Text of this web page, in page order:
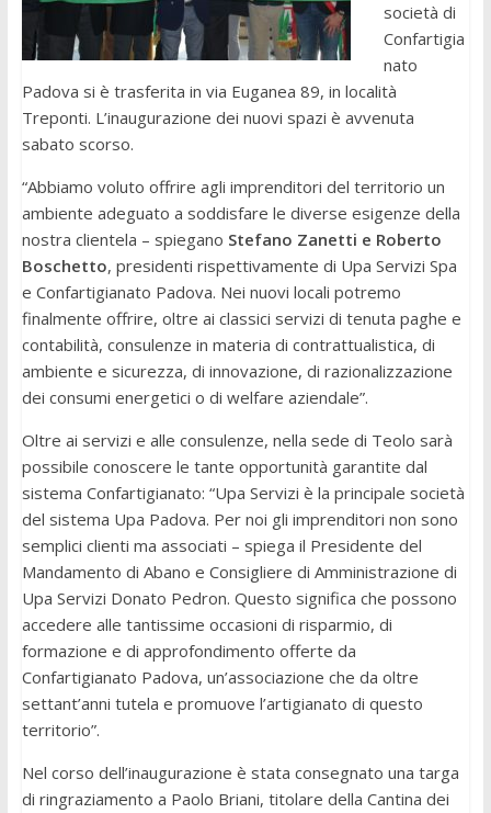
società di
Confartigia
nato
Padova si è trasferita in via Euganea 89, in località
Treponti. L’inaugurazione dei nuovi spazi è avvenuta
sabato scorso.
“Abbiamo voluto offrire agli imprenditori del territorio un
ambiente adeguato a soddisfare le diverse esigenze della
nostra clientela – spiegano Stefano Zanetti e Roberto
Boschetto, presidenti rispettivamente di Upa Servizi Spa
e Confartigianato Padova. Nei nuovi locali potremo
finalmente offrire, oltre ai classici servizi di tenuta paghe e
contabilità, consulenze in materia di contrattualistica, di
ambiente e sicurezza, di innovazione, di razionalizzazione
dei consumi energetici o di welfare aziendale”.
Oltre ai servizi e alle consulenze, nella sede di Teolo sarà
possibile conoscere le tante opportunità garantite dal
sistema Confartigianato: “Upa Servizi è la principale società
del sistema Upa Padova. Per noi gli imprenditori non sono
semplici clienti ma associati – spiega il Presidente del
Mandamento di Abano e Consigliere di Amministrazione di
Upa Servizi Donato Pedron. Questo significa che possono
accedere alle tantissime occasioni di risparmio, di
formazione e di approfondimento offerte da
Confartigianato Padova, un’associazione che da oltre
settant’anni tutela e promuove l’artigianato di questo
territorio”.
Nel corso dell’inaugurazione è stata consegnato una targa
di ringraziamento a Paolo Briani, titolare della Cantina dei